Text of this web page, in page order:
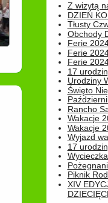
Z wizytą
DZIEŃ
Tłusty
Obchody
Ferie
Ferie
Ferie
17
Urodziny
Święto
Rancho
Wakacje
Wakacje
Wyjazd
17
Piknik
XIV